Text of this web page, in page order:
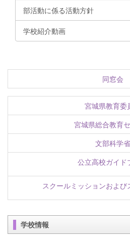
部活動に係る活動方針
学校紹介動画
同窓会
宮城県教育委
宮城県総合教育
文部科学省
公立高校ガイド
スクールミッションおよび
学校情報